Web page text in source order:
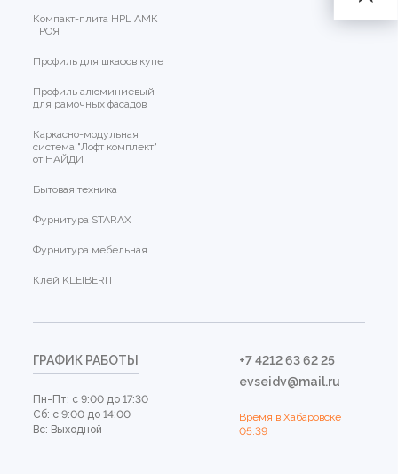
Компакт-плита HPL АМК
ТРОЯ
Профиль для шкафов купе
Профиль алюминиевый
для рамочных фасадов
Каркасно-модульная
система "Лофт комплект"
от НАЙДИ
Бытовая техника
Фурнитура STARAX
Фурнитура мебельная
Клей KLEIBERIT
ГРАФИК РАБОТЫ
Пн-Пт: с 9:00 до 17:30
Сб: с 9:00 до 14:00
Вс: Выходной
+7 4212 63 62 25
evseidv@mail.ru
Время в Хабаровске
05:39